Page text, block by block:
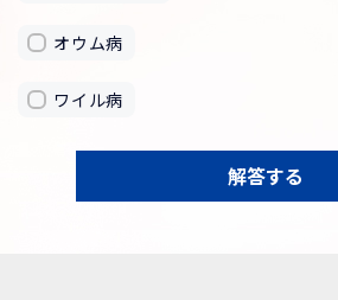
オウム病
ワイル病
解答する